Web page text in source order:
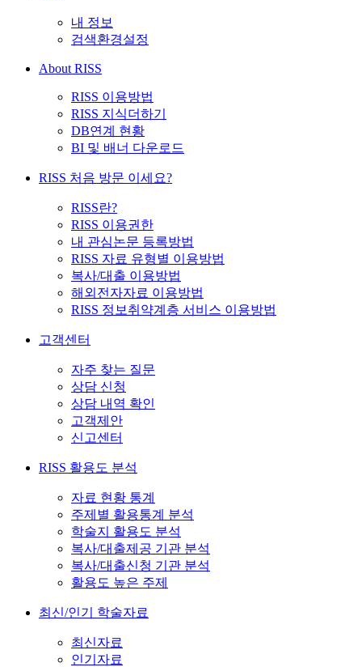
내 정보
검색환경설정
About RISS
RISS 이용방법
RISS 지식더하기
DB연계 현황
BI 및 배너 다운로드
RISS 처음 방문 이세요?
RISS란?
RISS 이용권한
내 관심논문 등록방법
RISS 자료 유형별 이용방법
복사/대출 이용방법
해외전자자료 이용방법
RISS 정보취약계층 서비스 이용방법
고객센터
자주 찾는 질문
상담 신청
상담 내역 확인
고객제안
신고센터
RISS 활용도 분석
자료 현황 통계
주제별 활용통계 분석
학술지 활용도 분석
복사/대출제공 기관 분석
복사/대출신청 기관 분석
활용도 높은 주제
최신/인기 학술자료
최신자료
인기자료